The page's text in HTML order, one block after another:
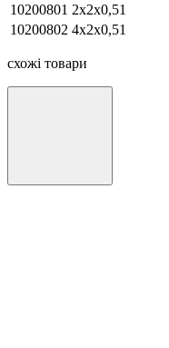
10200801 2х2х0,51
10200802 4х2х0,51
схожі товари